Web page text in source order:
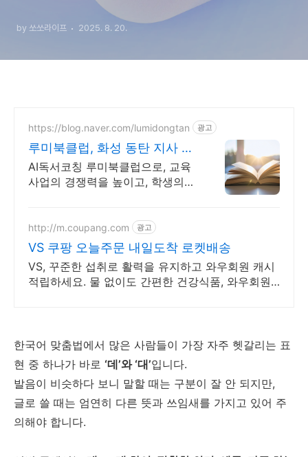
by 쏘쏘라이프 2025. 8. 20.
https://blog.naver.com/lumidongtan 광고
루미북클럽, 화성 동탄 지사 교
육사업의 기초 경쟁력
AI독서코칭 루미북클럽으로, 교육
사업의 경쟁력을 높이고, 학생의
http://m.coupang.com 광고
VS 쿠팡 오늘주문 내일도착 로켓배송
VS, 꾸준한 섭취로 활력을 유지하고 와우회원 캐시
적립하세요. 물 없이도 간편한 건강식품, 와우회원
한국어 맞춤법에서 많은 사람들이 가장 자주 헷갈리는 표
현 중 하나가 바로 ‘데’와 ‘대’입니다.
발음이 비슷하다 보니 말할 때는 구분이 잘 안 되지만,
글로 쓸 때는 엄연히 다른 뜻과 쓰임새를 가지고 있어 주
의해야 합니다.